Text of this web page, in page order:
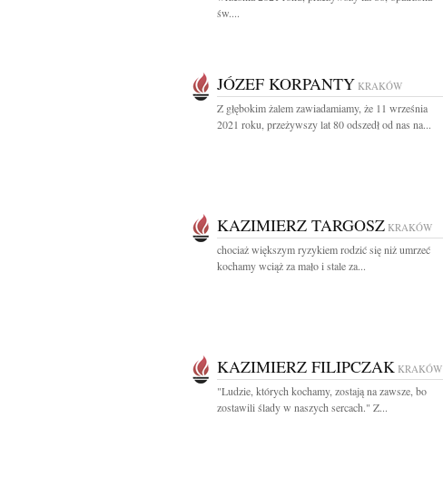
św....
JÓZEF KORPANTY KRAKÓW
Z głębokim żalem zawiadamiamy, że 11 września
2021 roku, przeżywszy lat 80 odszedł od nas na...
KAZIMIERZ TARGOSZ KRAKÓW
chociaż większym ryzykiem rodzić się niż umrzeć
kochamy wciąż za mało i stale za...
KAZIMIERZ FILIPCZAK KRAKÓW
"Ludzie, których kochamy, zostają na zawsze, bo
zostawili ślady w naszych sercach." Z...